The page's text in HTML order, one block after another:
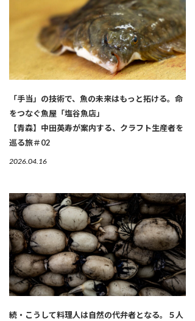
「手当」の技術で、魚の未来はもっと拓ける。命
をつなぐ魚屋「塩谷魚店」
【青森】中田英寿が案内する、クラフト生産者を
巡る旅＃02
2026.04.16
続・こうして料理人は自然の代弁者となる。５人